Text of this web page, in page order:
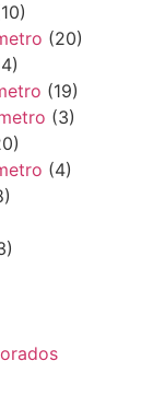
(20)
(19)
(3)
(4)